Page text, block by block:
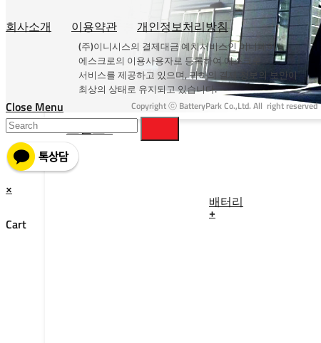
브랜드
배터리
+
회사소개 이용약관 개인정보처리방침
(주)이니시스의 결제대금 예치서비스인 이니페이
에스크로의 이용사용자로 등록하여 에스크로
서비스를 제공하고 있으며, 귀하의 결제 정보의 보안이
최상의 상태로 유지되고 있습니다.
Copyright ⓒ BatteryPark Co.,Ltd. All right reserved
Close Menu
×
Cart